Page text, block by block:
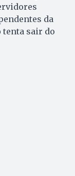
da
tenta sair do